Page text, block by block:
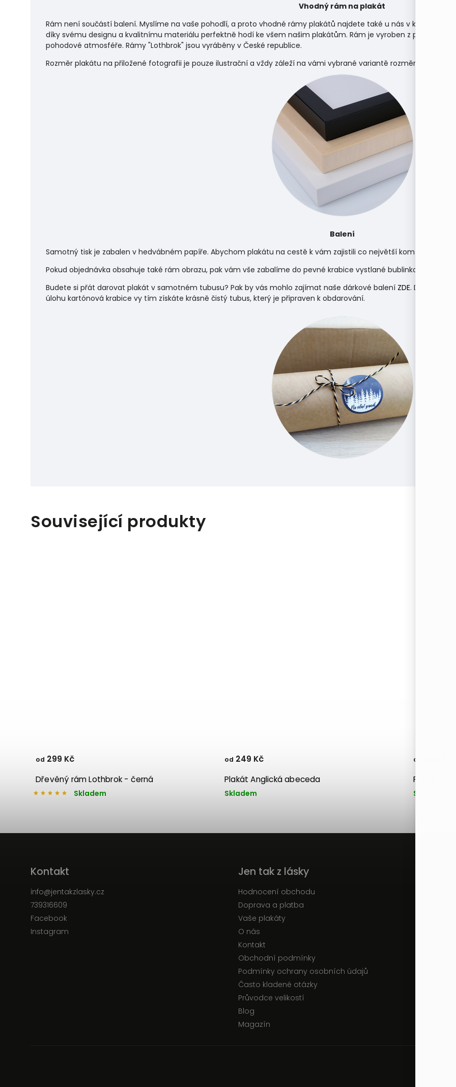
Vhodný rám na plakát
Rám není součástí balení. Myslíme na vaše pohodlí, a proto vhodné rámy plakátů najdete také u nás v kategorii
díky svému designu a kvalitnímu materiálu perfektně hodí ke všem našim plakátům. Rám je vyroben z přírodního
pohodové atmosféře. Rámy "Lothbrok" jsou vyráběny v České republice.
Rozměr plakátu na přiložené fotografii je pouze ilustrační a vždy záleží na vámi vybrané variantě rozměru.
Balení
Samotný tisk je zabalen v hedvábném papíře. Abychom plakátu na cestě k vám zajistili co největší komfort,
Pokud objednávka obsahuje také rám obrazu, pak vám vše zabalíme do pevné krabice vystlané bublinkovou fólií.
Budete si přát darovat plakát v samotném tubusu? Pak by vás mohlo zajímat naše dárkové balení ZDE. Díky
úlohu kartónová krabice vy tím získáte krásně čistý tubus, který je připraven k obdarování.
Související produkty
Dřevěný rám Lothbrok - černá
Skladem
od 299 Kč
Plakát Anglická abeceda
Skladem
od 249 Kč
Plakát
Skladem
od
Kontakt
info@jentakzlasky.cz
739316609
Facebook
Instagram
Jen tak z lásky
Hodnocení obchodu
Doprava a platba
Vaše plakáty
O nás
Kontakt
Obchodní podmínky
Podmínky ochrany osobních údajů
Často kladené otázky
Průvodce velikostí
Blog
Magazín